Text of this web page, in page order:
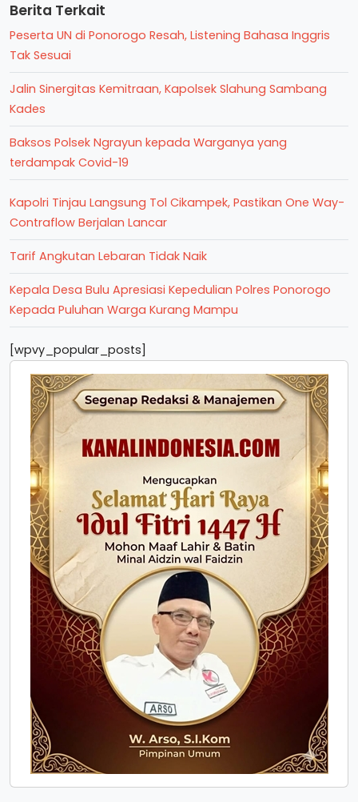
Berita Terkait
Peserta UN di Ponorogo Resah, Listening Bahasa Inggris
Tak Sesuai
Jalin Sinergitas Kemitraan, Kapolsek Slahung Sambang
Kades
Baksos Polsek Ngrayun kepada Warganya yang
terdampak Covid-19
Kapolri Tinjau Langsung Tol Cikampek, Pastikan One Way-
Contraflow Berjalan Lancar
Tarif Angkutan Lebaran Tidak Naik
Kepala Desa Bulu Apresiasi Kepedulian Polres Ponorogo
Kepada Puluhan Warga Kurang Mampu
[wpvy_popular_posts]